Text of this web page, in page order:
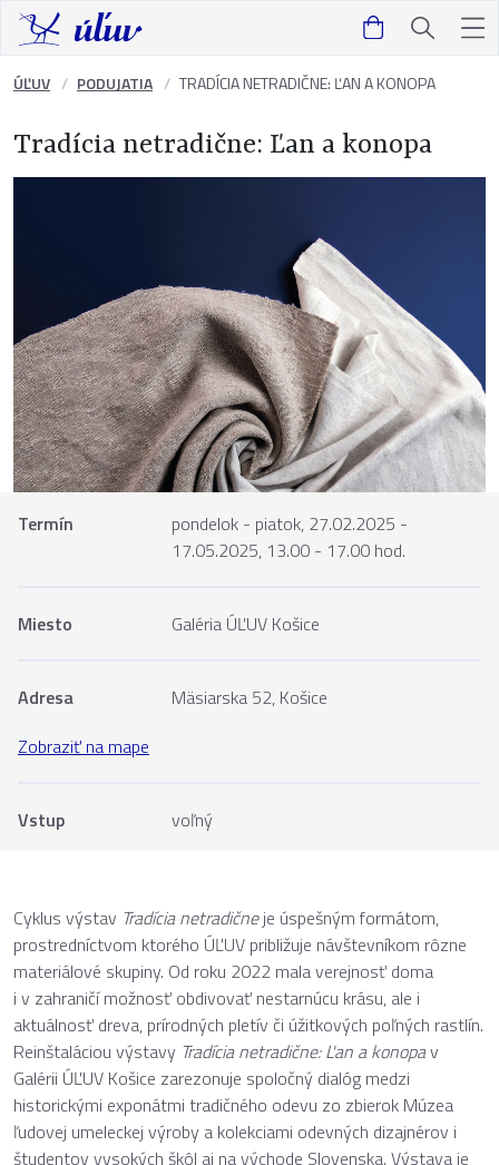
ÚĽUV PODUJATIA TRADÍCIA NETRADIČNE: ĽAN A KONOPA
Tradícia netradične: Ľan a konopa
Termín
pondelok - piatok, 27.02.2025 -
17.05.2025, 13.00 - 17.00 hod.
Miesto Galéria ÚĽUV Košice
Adresa
Mäsiarska 52, Košice
Zobraziť na mape
Vstup voľný
Cyklus výstav Tradícia netradičneje úspešným formátom,
prostredníctvom ktorého ÚĽUV približuje návštevníkom rôzne
materiálové skupiny. Od roku 2022 mala verejnosť doma
i v zahraničí možnosť obdivovať nestarnúcu krásu, ale i
aktuálnosť dreva, prírodných pletív či úžitkových poľných rastlín.
Reinštaláciou výstavy Tradícia netradične: Ľan a konopav
Galérii ÚĽUV Košice zarezonuje spoločný dialóg medzi
historickými exponátmi tradičného odevu zo zbierok Múzea
ľudovej umeleckej výroby a kolekciami odevných dizajnérov i
študentov vysokých škôl aj na východe Slovenska. Výstava je